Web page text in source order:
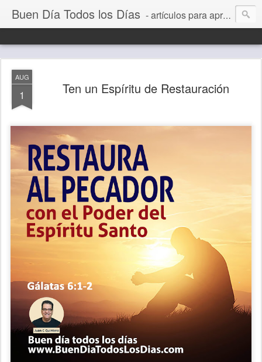
Buen Día Todos los Días - artículos para aprender a vivir mejor, un día a la vez. Por Juan C Quintero
AUG
1 Ten un Espíritu de Restauración